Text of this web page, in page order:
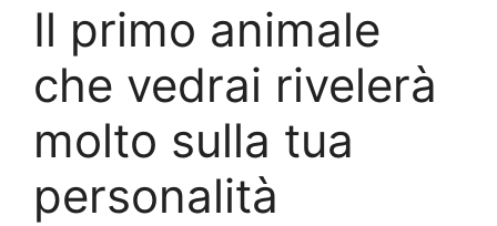
Il primo animale
che vedrai rivelerà
molto sulla tua
personalità